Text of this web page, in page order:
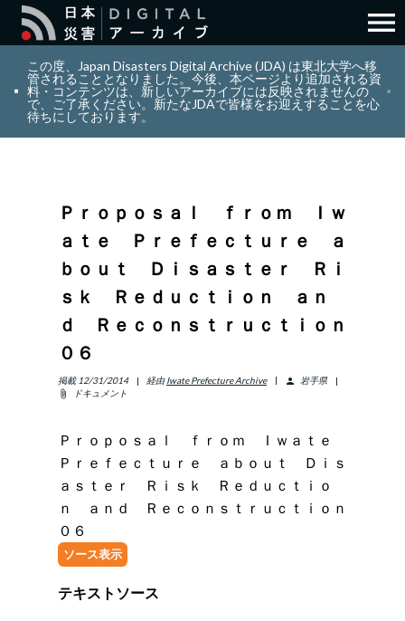
search 検索
layers コレクション
info_outline リソース
アバウト
ENGLISH 日本語
menu
この度、Japan Disasters Digital Archive (JDA) は東北大学へ移
管されることとなりました。今後、本ページより追加される資
料・コンテンツは、新しいアーカイブには反映されませんの
で、ご了承ください。新たなJDAで皆様をお迎えすることを心
待ちにしております。
Ｐｒｏｐｏｓａｌ ｆｒｏｍ Ｉｗ
ａｔｅ Ｐｒｅｆｅｃｔｕｒｅ ａ
ｂｏｕｔ Ｄｉｓａｓｔｅｒ Ｒｉ
ｓｋ Ｒｅｄｕｃｔｉｏｎ ａｎ
ｄ Ｒｅｃｏｎｓｔｒｕｃｔｉｏｎ
０６
掲載 12/31/2014 経由 Iwate Prefecture Archive person
岩手県
attach_file
ドキュメント
Ｐｒｏｐｏｓａｌ ｆｒｏｍ Ｉｗａｔｅ
Ｐｒｅｆｅｃｔｕｒｅ ａｂｏｕｔ Ｄｉｓ
ａｓｔｅｒ Ｒｉｓｋ Ｒｅｄｕｃｔｉｏ
ｎ ａｎｄ Ｒｅｃｏｎｓｔｒｕｃｔｉｏｎ
０６
ソース表示
テキストソース